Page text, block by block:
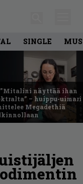
SINGLE
”Mitalini näyttää ihan
– huippu-uimari
Megadethiä